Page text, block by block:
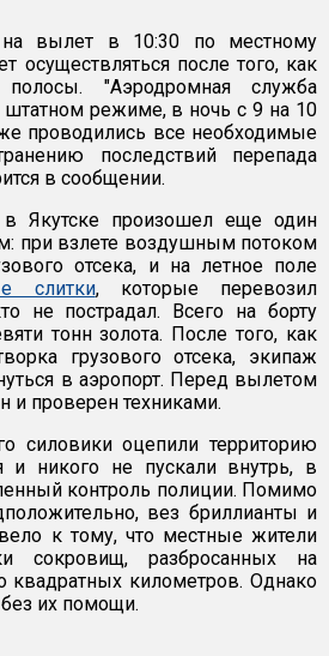
на вылет в 10:30 по местному
осуществляться после того, как
"Аэродромная служба
штатном режиме, в ночь с 9 на 10
проводились все необходимые
последствий перепада
в сообщении.
Якутске произошел еще один
при взлете воздушным потоком
отсека, и на летное поле
слитки, которые перевозил
не пострадал. Всего на борту
тонн золота. После того, как
грузового отсека, экипаж
в аэропорт. Перед вылетом
и проверен техниками.
силовики оцепили территорию
и никого не пускали внутрь, в
контроль полиции. Помимо
вез бриллианты и
к тому, что местные жители
сокровищ, разбросанных на
квадратных километров. Однако
их помощи.